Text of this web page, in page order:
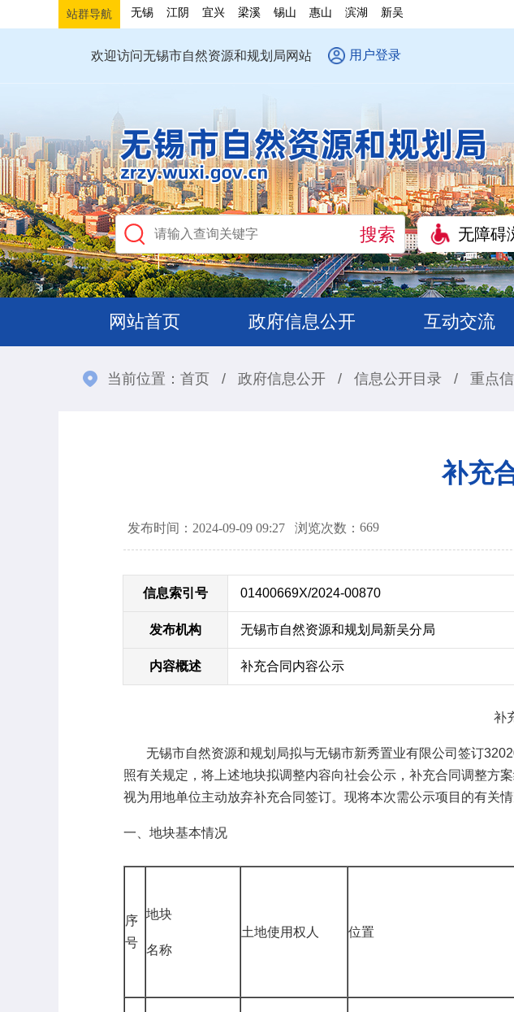
站群导航 无锡 江阴 宜兴 梁溪 锡山 惠山 滨湖 新吴
欢迎访问无锡市自然资源和规划局网站 用户登录
无障碍
网站首页 政府信息公开 互动交流
当前位置： 首页 / 政府信息公开 / 信息公开目录 / 重点
补充
发布时间：2024-09-09 09:27 浏览次数： 669
信息索引号 01400669X/2024-00870
发布机构 无锡市自然资源和规划局新吴分局
内容概述 补充合同内容公示
补
无锡市自然资源和规划局拟与无锡市新秀置业有限公司签订
照有关规定，将上述地块拟调整内容向社会公示，补充合同调整方
视为用地单位主动放弃补充合同签订。现将本次需公示项目的有关情
一、地块基本情况
序
号
地块
名称
土地使用权人 位置